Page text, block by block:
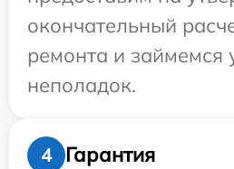
окончательный
ремонта и займемся
неполадок.
4
Гарантия